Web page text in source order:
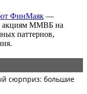
ФинМаяк —
акциям ММВБ на
паттернов,